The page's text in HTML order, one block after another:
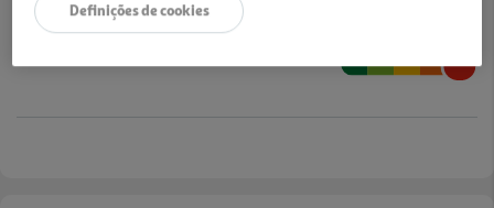
Definições de cookies